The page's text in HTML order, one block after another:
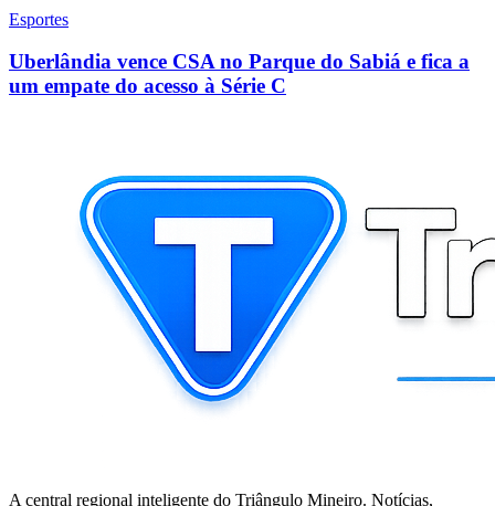
Esportes
Uberlândia vence CSA no Parque do Sabiá e fica a
um empate do acesso à Série C
A central regional inteligente do Triângulo Mineiro. Notícias,